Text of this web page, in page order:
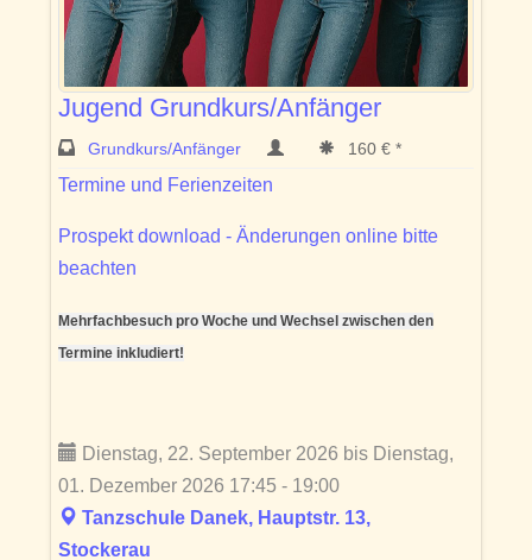
Jugend Grundkurs/Anfänger
Grundkurs/Anfänger 160 € *
Termine und Ferienzeiten
Prospekt download - Änderungen online bitte
beachten
Mehrfachbesuch pro Woche und Wechsel zwischen den
Termine inkludiert!
Dienstag, 22. September 2026 bis Dienstag,
01. Dezember 2026 17:45 - 19:00
Tanzschule Danek, Hauptstr. 13,
Stockerau